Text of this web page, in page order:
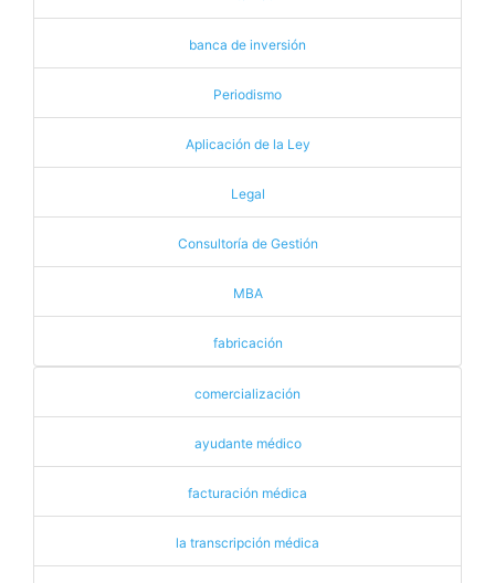
banca de inversión
Periodismo
Aplicación de la Ley
Legal
Consultoría de Gestión
MBA
fabricación
comercialización
ayudante médico
facturación médica
la transcripción médica